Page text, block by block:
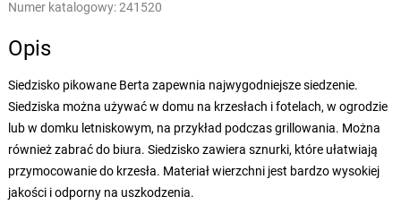
Numer katalogowy:241520
Opis
Siedzisko pikowane Berta zapewnia najwygodniejsze siedzenie.
Siedziska można używać w domu na krzesłach i fotelach, w ogrodzie
lub w domku letniskowym, na przykład podczas grillowania. Można
również zabrać do biura. Siedzisko zawiera sznurki, które ułatwiają
przymocowanie do krzesła. Materiał wierzchni jest bardzo wysokiej
jakości i odporny na uszkodzenia.